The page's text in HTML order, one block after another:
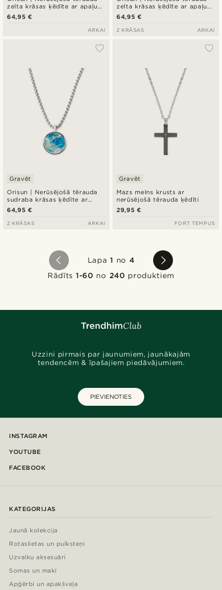
zelta krāsas ķēdīte ar apaļu
Āfrikas nefrīta kulonu
64,95 €
ARKAI
zelta krāsas ķēdīte ar apaļu
apatīta akmens kulonu
64,95 €
2 KRĀSAS ARKAI
Orisun | Nerūsējošā tērauda
sudraba krāsas ķēdīte ar
apaļu apatīta akmens kulonu
Gravēt
64,95 €
2 KRĀSAS ARKAI
Mazs melns krusts ar
nerūsējošā tērauda ķēdīti
Gravēt
29,95 €
FORT TEMPUS
Lapa1 no 4
Rādīts 1-60 no 240 produktiem
Uzzini pirmais par jaunumiem, jaunākajām
tendencēm & īpašajiem piedāvājumiem.
PIEVIENOTIES
INSTAGRAM
YOUTUBE
FACEBOOK
KATEGORIJAS
Jaunā kolekcija
Rotaslietas un pulksteņi
Uzvalku aksesuāri
Somas un maki
Apģērbi un apakšveļa